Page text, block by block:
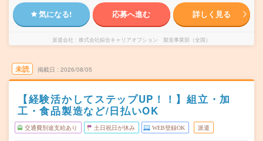
気になる! 応募へ進む 詳しく見る
派遣会社 株式会社綜合キャリアオプション 製造事業部（全国）
未読 掲載日 2026/08/05
【経験活かしてステップUP！！】組立・加
工・食品製造など/日払いOK
交通費別途支給あり 土日祝日が休み WEB登録OK 派遣